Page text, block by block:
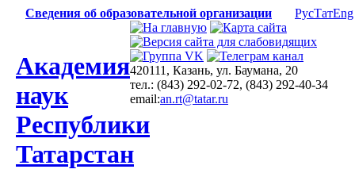
Сведения об образовательной организации РусТатEng
Академия
наук
Республики
Татарстан
420111, Казань, ул. Баумана, 20
тел.: (843) 292-02-72, (843) 292-40-34
email:an.rt@tatar.ru